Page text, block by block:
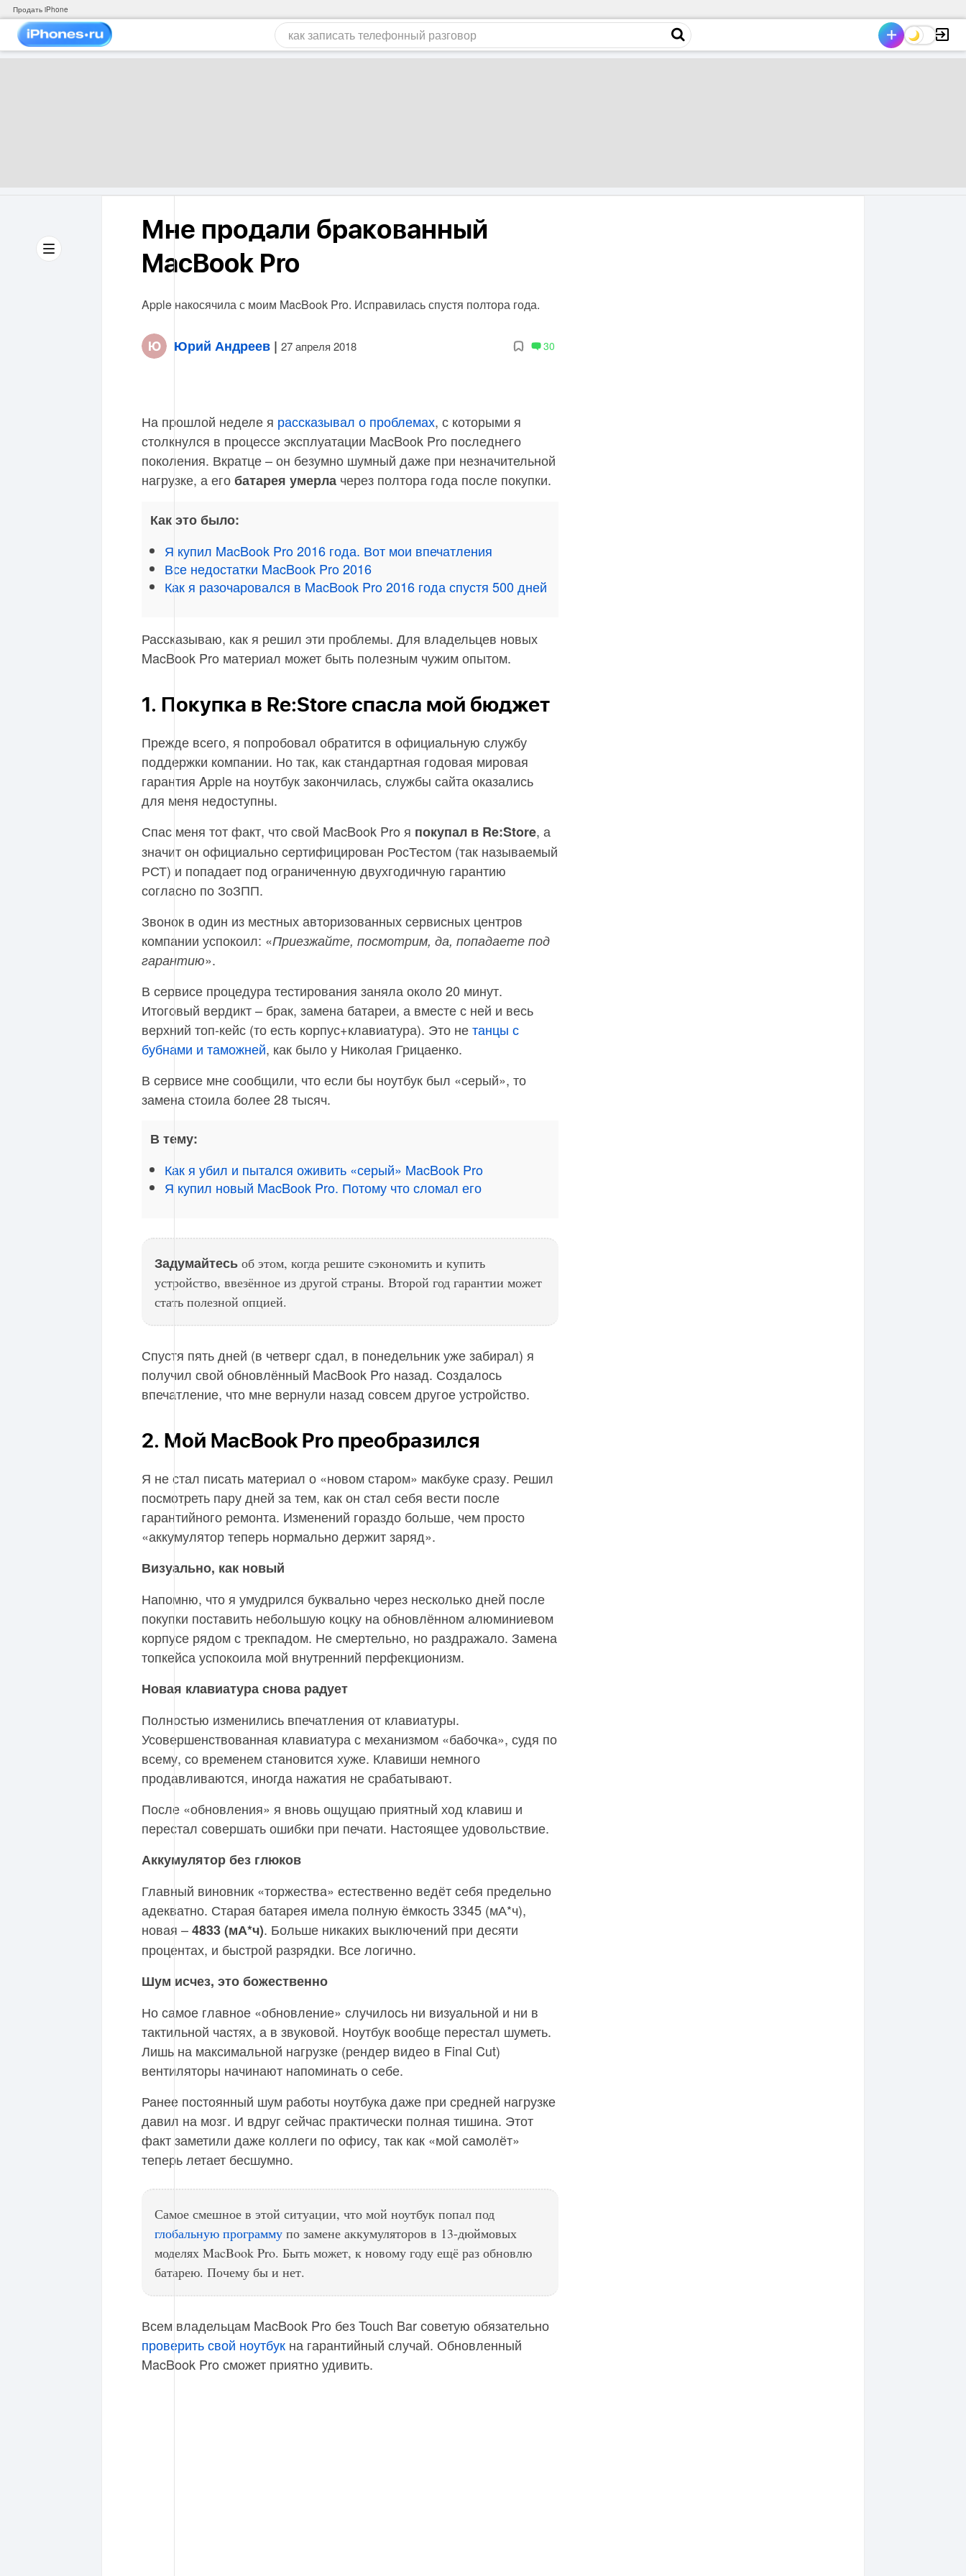
Продать iPhone
Мне продали бракованный
MacBook Pro
Apple накосячила с моим MacBook Pro. Исправилась спустя полтора года.
Юрий Андреев | 27 апреля 2018 30
На прошлой неделе я рассказывал о проблемах, с которыми я
столкнулся в процессе эксплуатации MacBook Pro последнего
поколения. Вкратце – он безумно шумный даже при незначительной
нагрузке, а егобатарея умерла через полтора года после покупки.
Как это было:
Я купил MacBook Pro 2016 года. Вот мои впечатления
Все недостатки MacBook Pro 2016
Как я разочаровался в MacBook Pro 2016 года спустя 500 дней
Рассказываю, как я решил эти проблемы. Для владельцев новых
MacBook Pro материал может быть полезным чужим опытом.
1. Покупка в Re:Store спасла мой бюджет
Прежде всего, я попробовал обратится в официальную службу
поддержки компании. Но так, как стандартная годовая мировая
гарантия Apple на ноутбук закончилась, службы сайта оказались
для меня недоступны.
Спас меня тот факт, что свой MacBook Pro я покупал в Re:Store, а
значит он официально сертифицирован РосТестом (так называемый
РСТ) и попадает под ограниченную двухгодичную гарантию
согласно по ЗоЗПП.
Звонок в один из местных авторизованных сервисных центров
компании успокоил: «Приезжайте, посмотрим, да, попадаете под
гарантию».
В сервисе процедура тестирования заняла около 20 минут.
Итоговый вердикт – брак, замена батареи, а вместе с ней и весь
верхний топ-кейс (то есть корпус+клавиатура). Это нетанцы с
бубнами и таможней, как было у Николая Грицаенко.
В сервисе мне сообщили, что если бы ноутбук был «серый», то
замена стоила более 28 тысяч.
В тему:
Как я убил и пытался оживить «серый» MacBook Pro
Я купил новый MacBook Pro. Потому что сломал его
Задумайтесь об этом, когда решите сэкономить и купить
устройство, ввезённое из другой страны. Второй год гарантии может
стать полезной опцией.
Спустя пять дней (в четверг сдал, в понедельник уже забирал) я
получил свой обновлённый MacBook Pro назад. Создалось
впечатление, что мне вернули назад совсем другое устройство.
2. Мой MacBook Pro преобразился
Я не стал писать материал о «новом старом» макбуке сразу. Решил
посмотреть пару дней за тем, как он стал себя вести после
гарантийного ремонта. Изменений гораздо больше, чем просто
«аккумулятор теперь нормально держит заряд».
Визуально, как новый
Напомню, что я умудрился буквально через несколько дней после
покупки поставить небольшую коцку на обновлённом алюминиевом
корпусе рядом с трекпадом. Не смертельно, но раздражало. Замена
топкейса успокоила мой внутренний перфекционизм.
Новая клавиатура снова радует
Полностью изменились впечатления от клавиатуры.
Усовершенствованная клавиатура с механизмом «бабочка», судя по
всему, со временем становится хуже. Клавиши немного
продавливаются, иногда нажатия не срабатывают.
После «обновления» я вновь ощущаю приятный ход клавиш и
перестал совершать ошибки при печати. Настоящее удовольствие.
Аккумулятор без глюков
Главный виновник «торжества» естественно ведёт себя предельно
адекватно. Старая батарея имела полную ёмкость 3345 (мА*ч),
новая –4833 (мА*ч). Больше никаких выключений при десяти
процентах, и быстрой разрядки. Все логично.
Шум исчез, это божественно
Но самое главное «обновление» случилось ни визуальной и ни в
тактильной частях, а в звуковой. Ноутбук вообще перестал шуметь.
Лишь на максимальной нагрузке (рендер видео в Final Cut)
вентиляторы начинают напоминать о себе.
Ранее постоянный шум работы ноутбука даже при средней нагрузке
давил на мозг. И вдруг сейчас практически полная тишина. Этот
факт заметили даже коллеги по офису, так как «мой самолёт»
теперь летает бесшумно.
Самое смешное в этой ситуации, что мой ноутбук попал под
глобальную программу по замене аккумуляторов в 13-дюймовых
моделях MacBook Pro. Быть может, к новому году ещё раз обновлю
батарею. Почему бы и нет.
Всем владельцам MacBook Pro без Touch Bar советую обязательно
проверить свой ноутбук на гарантийный случай. Обновленный
MacBook Pro сможет приятно удивить.